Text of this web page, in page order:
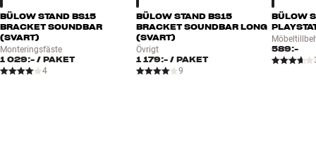
BÜLOW STAND BS15
BRACKET SOUNDBAR
(SVART)
Monteringsfäste
1 029:- / PAKET
4
BÜLOW STAND BS15
BRACKET SOUNDBAR LONG
(SVART)
Övrigt
1 179:-/ PAKET
9
BÜLOW
589:-